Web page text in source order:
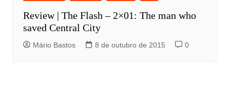
Review | The Flash – 2×01: The man who
saved Central City
Mário Bastos 8 de outubro de 2015 0